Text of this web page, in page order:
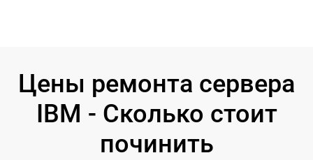
Цены ремонта сервера
IBM - Сколько стоит
починить